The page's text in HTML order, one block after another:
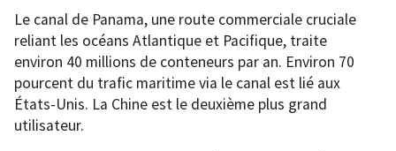
Le canal de Panama, une route commerciale cruciale
reliant les océans Atlantique et Pacifique, traite
environ 40 millions de conteneurs par an. Environ 70
pourcent du trafic maritime via le canal est lié aux
États-Unis. La Chine est le deuxième plus grand
utilisateur.